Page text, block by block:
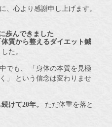
、心より感謝申し上げます。
歩んできました
体質から整えるダイエット鍼
た。
でも、 「身体の本質を見極
」 という信念は変わりませ
けて20年。
ただ体重を落と